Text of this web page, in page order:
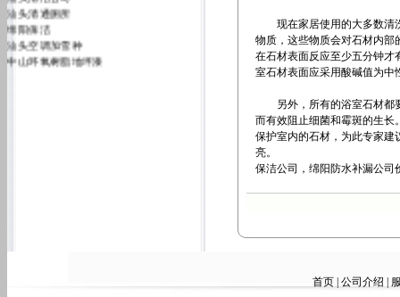
汕头清通厕所
绵阳保洁
汕头空调加雪种
中山环氧树脂地坪漆
汕头万佳清洁服务有限公司
现在家居使用的大多数清洗
物质，这些物质会对石材内部
在石材表面反应至少五分钟才
室石材表面应采用酸碱值为中
另外，所有的浴室石材都要
而有效阻止细菌和霉斑的生长
保护室内的石材，为此专家建
亮。
保洁公司，绵阳防水补漏公司
首页| 公司介绍